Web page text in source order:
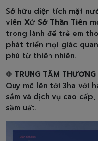
Sở hữu diện tích mặt
viên Xứ Sở Thần Tiên
trong lành để trẻ em
phát triển mọi giác
phú từ thiên nhiên.
❁ TRUNG TÂM
Quy mô lên tới 3ha với
sắm và dịch vụ cao
sầm uất.